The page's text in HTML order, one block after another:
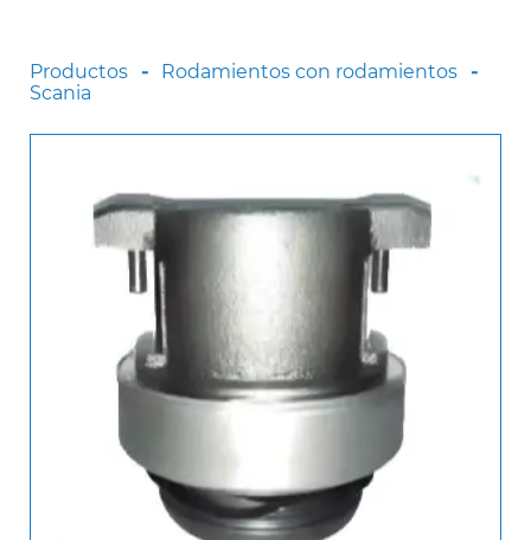
Sinotruck
Productos
Rodamientos con rodamientos
Scania